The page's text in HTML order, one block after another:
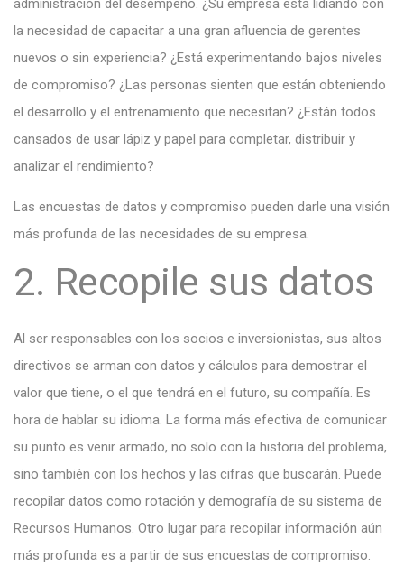
administración del desempeño. ¿Su empresa está lidiando con
la necesidad de capacitar a una gran afluencia de gerentes
nuevos o sin experiencia? ¿Está experimentando bajos niveles
de compromiso? ¿Las personas sienten que están obteniendo
el desarrollo y el entrenamiento que necesitan? ¿Están todos
cansados ​​de usar lápiz y papel para completar, distribuir y
analizar el rendimiento?
Las encuestas de datos y compromiso pueden darle una visión
más profunda de las necesidades de su empresa.
2. Recopile sus datos
Al ser responsables con los socios e inversionistas, sus altos
directivos se arman con datos y cálculos para demostrar el
valor que tiene, o el que tendrá en el futuro, su compañía. Es
hora de hablar su idioma. La forma más efectiva de comunicar
su punto es venir armado, no solo con la historia del problema,
sino también con los hechos y las cifras que buscarán. Puede
recopilar datos como rotación y demografía de su sistema de
Recursos Humanos. Otro lugar para recopilar información aún
más profunda es a partir de sus encuestas de compromiso.